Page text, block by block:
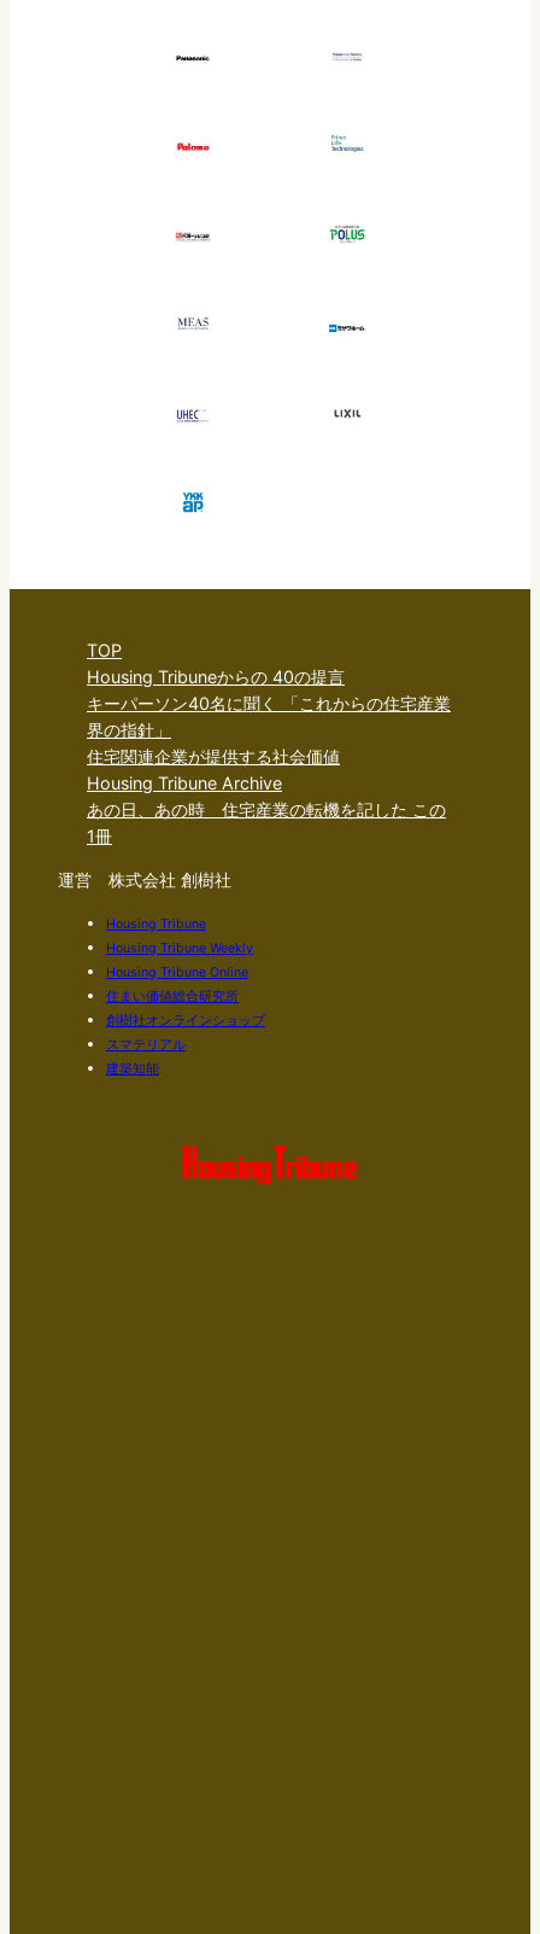
TOP
Housing Tribuneからの 40の提言
キーパーソン40名に聞く 「これからの住宅産業
界の指針」
住宅関連企業が提供する社会価値
Housing Tribune Archive
あの日、あの時 住宅産業の転機を記した この
1冊
運営 株式会社 創樹社
Housing Tribune
Housing Tribune Weekly
Housing Tribune Online
住まい価値総合研究所
創樹社オンラインショップ
スマテリアル
建築知能